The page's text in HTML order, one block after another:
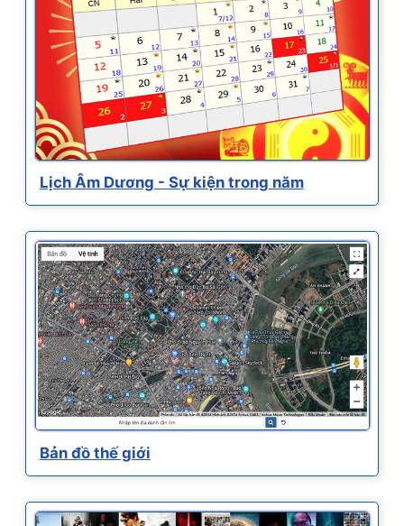
Lịch Âm Dương - Sự kiện trong năm
Bản đồ thế giới